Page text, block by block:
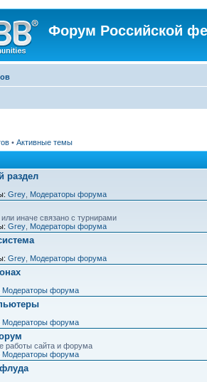
Форум Российской
• Активные темы
раздел
Grey Модераторы форума
или иначе связано с турнирами
Grey Модераторы форума
Grey Модераторы форума
Модераторы форума
Модераторы форума
работы сайта и форума
Модераторы форума